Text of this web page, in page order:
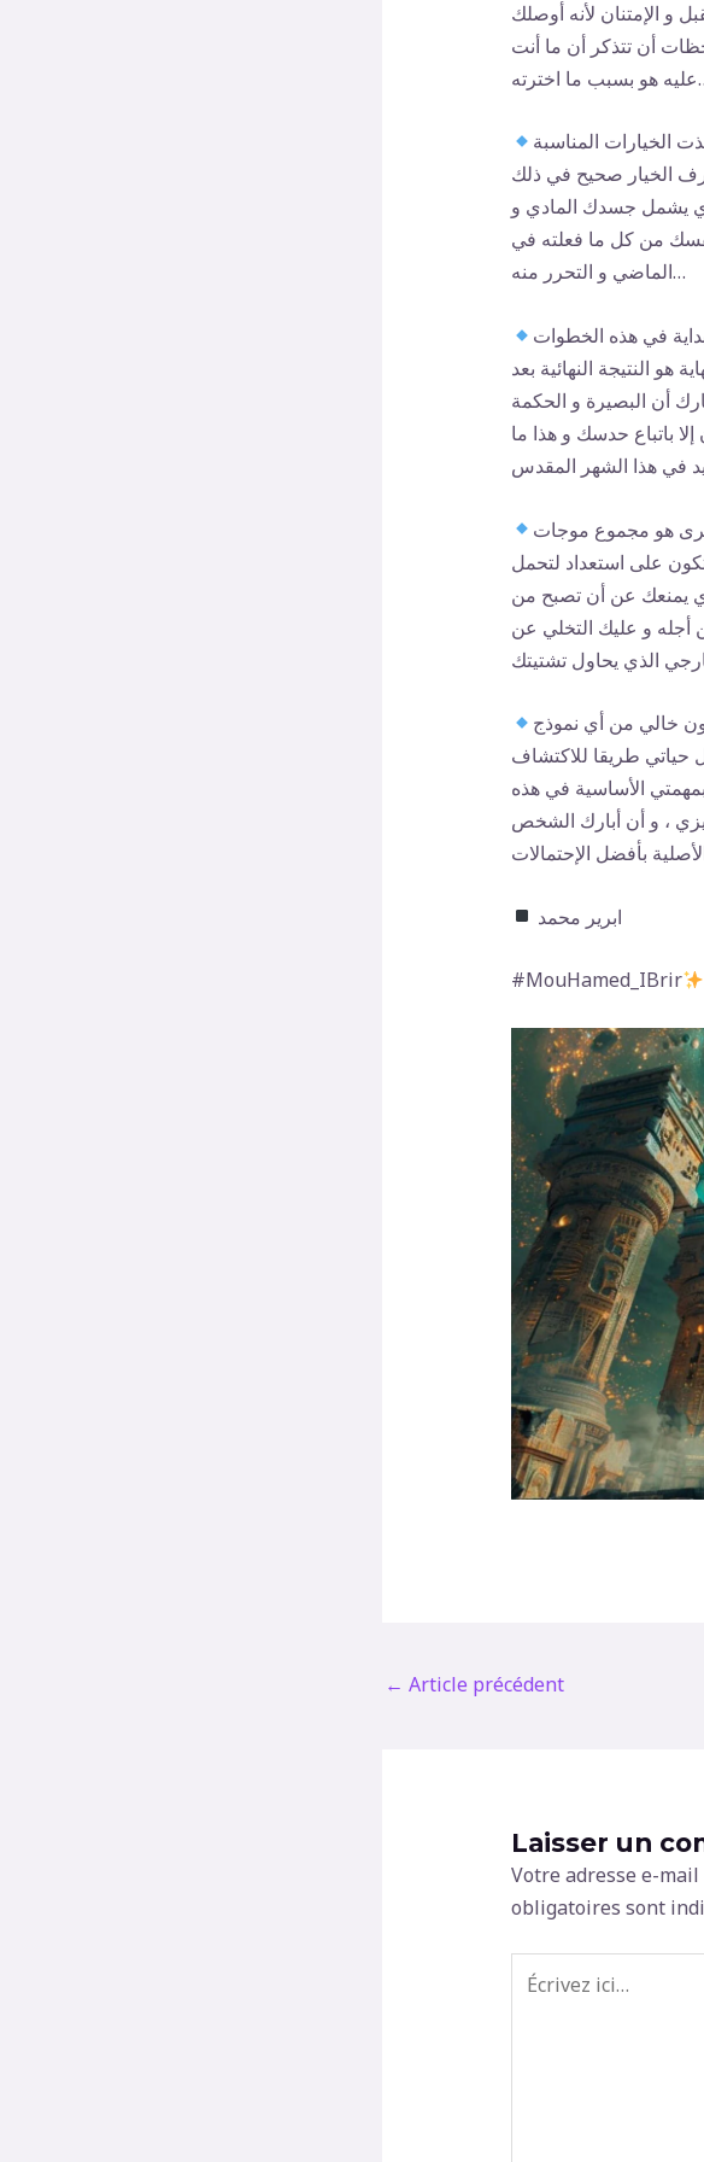
و الإمتنان لأنه أوصلك
أن تتذكر أن ما أنت
الخيارات المناسبة
الخيار صحيح في ذلك
يشمل جسدك المادي و
من كل ما فعلته في
الماضي و التحرر منه…
في هذه الخطوات
النتيجة النهائية بعد
أن البصيرة و الحكمة
باتباع حدسك و هذا ما
هو مجموع موجات
على استعداد لتحمل
يمنعك عن أن تصبح من
أجله و عليك التخلي عن
خالي من أي نموذج
حياتي طريقا للاكتشاف
الأساسية في هذه
، و أن أبارك الشخص
بأفضل الإحتمالات
ابرير محمد
‏#MouHamed_IBrir
← Article précédent
Laisser un
Votre adresse e-
obligatoires sont
Écrivez
ici…